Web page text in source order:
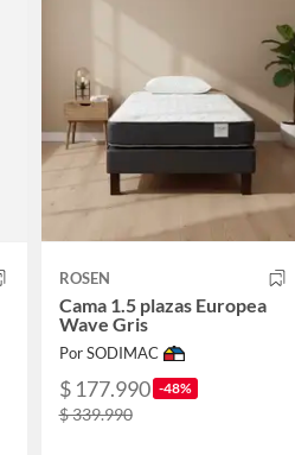
ROSEN
Cama 1.5 plazas Europea
Wave Gris
Por SODIMAC
$ 177.990 -48%
$ 339.990